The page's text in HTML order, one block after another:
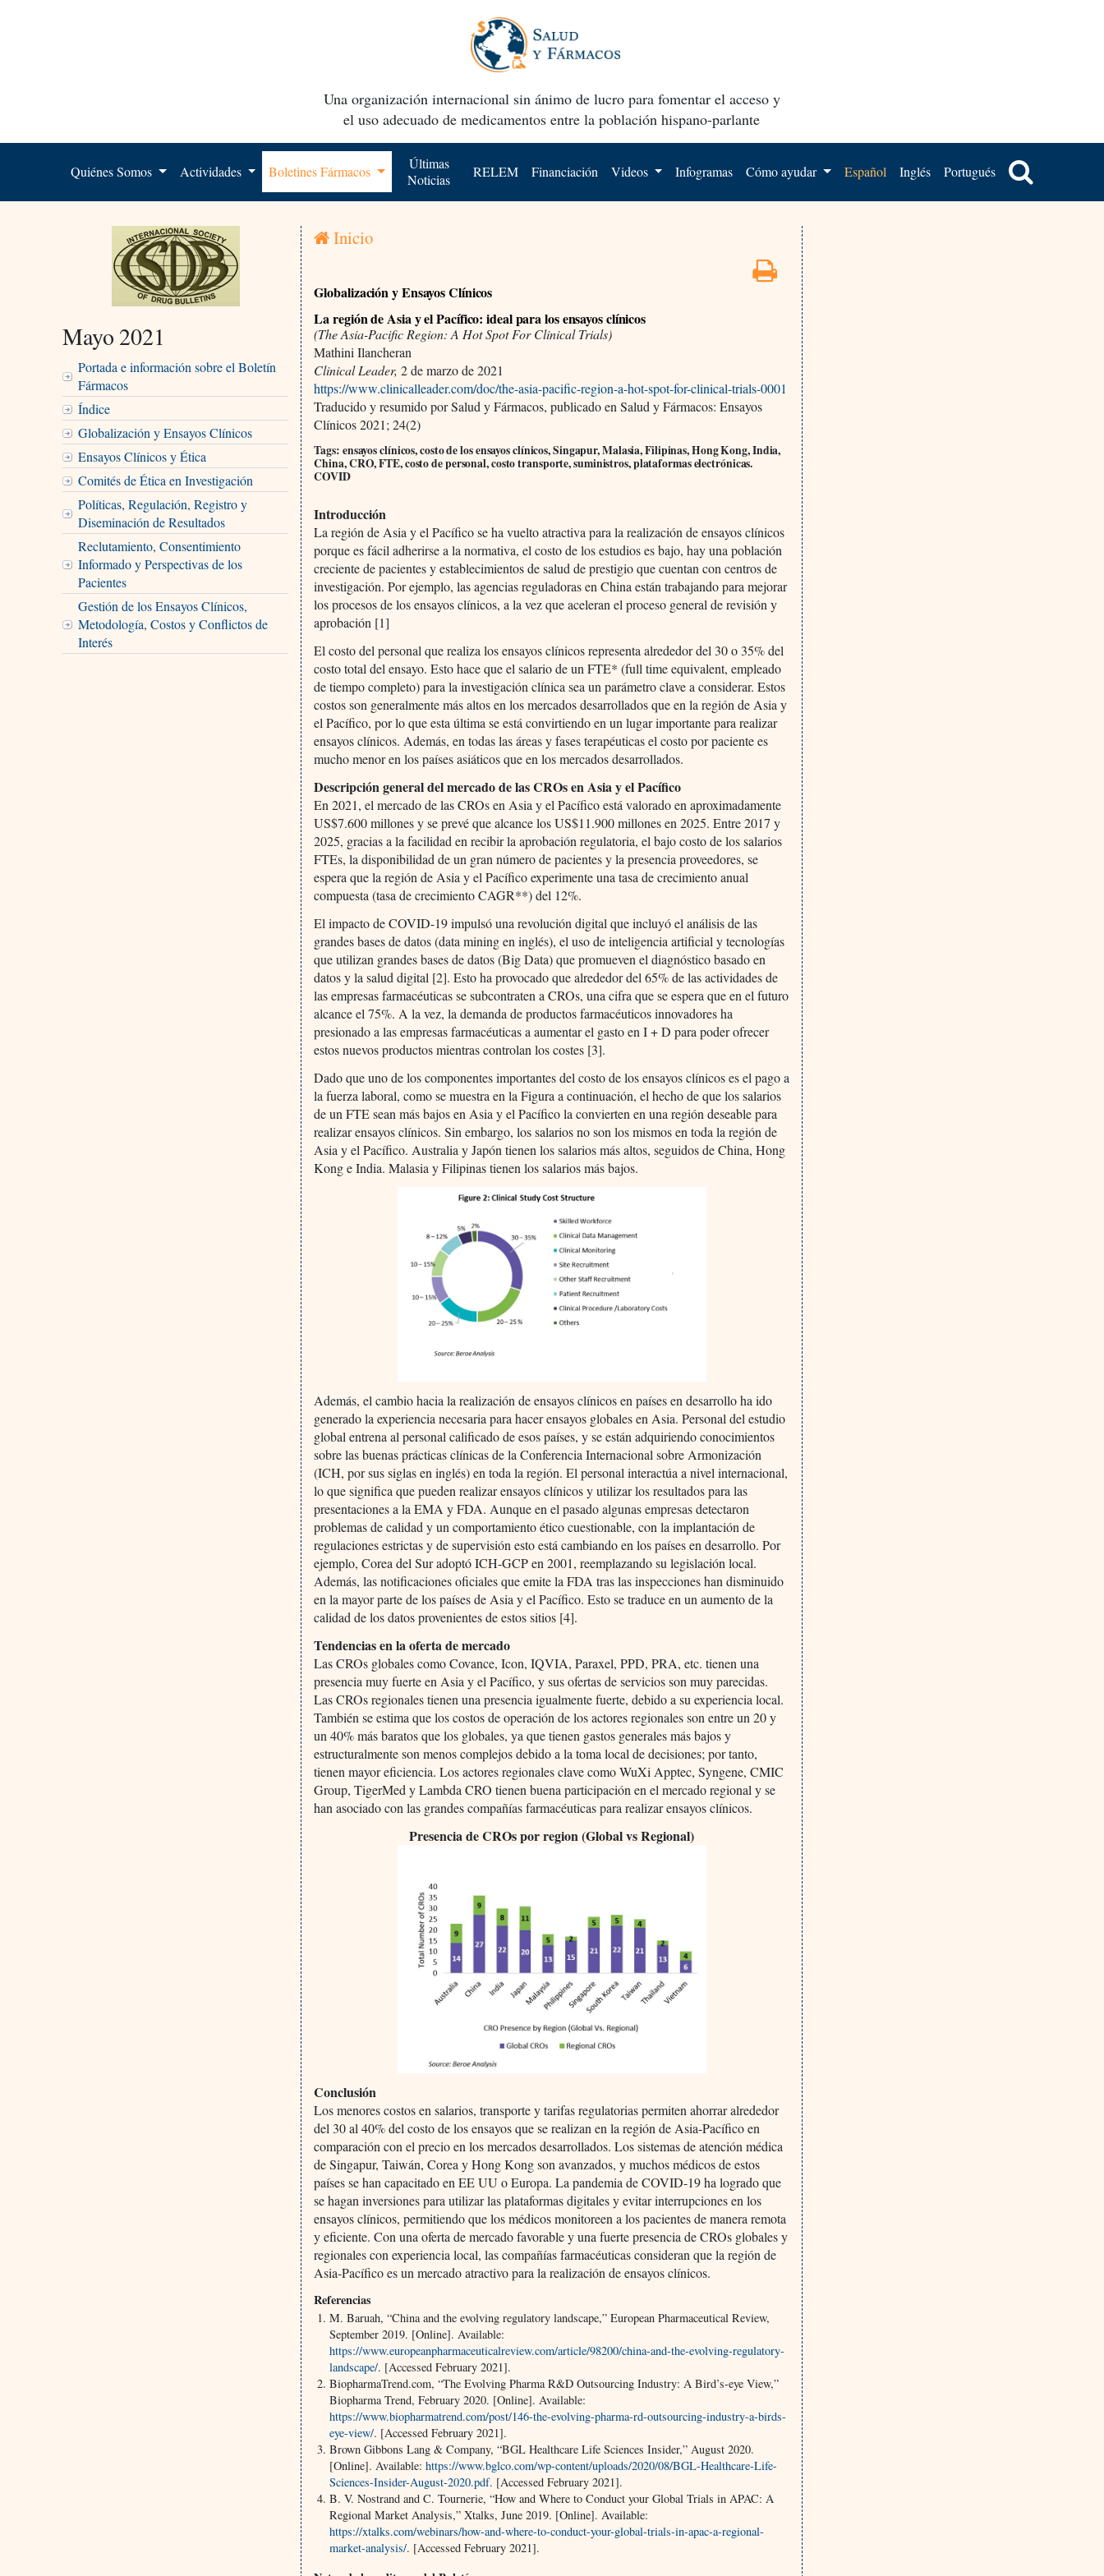
Una organización internacional sin ánimo de lucro para fomentar el acceso y
el uso adecuado de medicamentos entre la población hispano-parlante
Quiénes Somos Actividades Boletines Fármacos
Últimas
Noticias
RELEM Financiación Videos Infogramas Cómo ayudar Español Inglés Portugués
Mayo 2021
Portada e información sobre el Boletín
Fármacos
Índice
Globalización y Ensayos Clínicos
Ensayos Clínicos y Ética
Comités de Ética en Investigación
Políticas, Regulación, Registro y
Diseminación de Resultados
Reclutamiento, Consentimiento
Informado y Perspectivas de los
Pacientes
Gestión de los Ensayos Clínicos,
Metodología, Costos y Conflictos de
Interés
Inicio
Globalización y Ensayos Clínicos
La región de Asia y el Pacífico: ideal para los ensayos clínicos
(The Asia-Pacific Region: A Hot Spot For Clinical Trials)
Mathini Ilancheran
Clinical Leader, 2 de marzo de 2021
https://www.clinicalleader.com/doc/the-asia-pacific-region-a-hot-spot-for-clinical-trials-0001
Traducido y resumido por Salud y Fármacos, publicado en Salud y Fármacos: Ensayos
Clínicos 2021; 24(2)
Tags: ensayos clínicos, costo de los ensayos clínicos, Singapur, Malasia, Filipinas, Hong Kong, India,
China, CRO, FTE, costo de personal, costo transporte, suministros, plataformas electrónicas.
COVID
Introducción
La región de Asia y el Pacífico se ha vuelto atractiva para la realización de ensayos clínicos
porque es fácil adherirse a la normativa, el costo de los estudios es bajo, hay una población
creciente de pacientes y establecimientos de salud de prestigio que cuentan con centros de
investigación. Por ejemplo, las agencias reguladoras en China están trabajando para mejorar
los procesos de los ensayos clínicos, a la vez que aceleran el proceso general de revisión y
aprobación [1]
El costo del personal que realiza los ensayos clínicos representa alrededor del 30 o 35% del
costo total del ensayo. Esto hace que el salario de un FTE* (full time equivalent, empleado
de tiempo completo) para la investigación clínica sea un parámetro clave a considerar. Estos
costos son generalmente más altos en los mercados desarrollados que en la región de Asia y
el Pacífico, por lo que esta última se está convirtiendo en un lugar importante para realizar
ensayos clínicos. Además, en todas las áreas y fases terapéuticas el costo por paciente es
mucho menor en los países asiáticos que en los mercados desarrollados.
Descripción general del mercado de las CROs en Asia y el Pacífico
En 2021, el mercado de las CROs en Asia y el Pacífico está valorado en aproximadamente
US$7.600 millones y se prevé que alcance los US$11.900 millones en 2025. Entre 2017 y
2025, gracias a la facilidad en recibir la aprobación regulatoria, el bajo costo de los salarios
FTEs, la disponibilidad de un gran número de pacientes y la presencia proveedores, se
espera que la región de Asia y el Pacífico experimente una tasa de crecimiento anual
compuesta (tasa de crecimiento CAGR**) del 12%.
El impacto de COVID-19 impulsó una revolución digital que incluyó el análisis de las
grandes bases de datos (data mining en inglés), el uso de inteligencia artificial y tecnologías
que utilizan grandes bases de datos (Big Data) que promueven el diagnóstico basado en
datos y la salud digital [2]. Esto ha provocado que alrededor del 65% de las actividades de
las empresas farmacéuticas se subcontraten a CROs, una cifra que se espera que en el futuro
alcance el 75%. A la vez, la demanda de productos farmacéuticos innovadores ha
presionado a las empresas farmacéuticas a aumentar el gasto en I + D para poder ofrecer
estos nuevos productos mientras controlan los costes [3].
Dado que uno de los componentes importantes del costo de los ensayos clínicos es el pago a
la fuerza laboral, como se muestra en la Figura a continuación, el hecho de que los salarios
de un FTE sean más bajos en Asia y el Pacífico la convierten en una región deseable para
realizar ensayos clínicos. Sin embargo, los salarios no son los mismos en toda la región de
Asia y el Pacífico. Australia y Japón tienen los salarios más altos, seguidos de China, Hong
Kong e India. Malasia y Filipinas tienen los salarios más bajos.
Además, el cambio hacia la realización de ensayos clínicos en países en desarrollo ha ido
generado la experiencia necesaria para hacer ensayos globales en Asia. Personal del estudio
global entrena al personal calificado de esos países, y se están adquiriendo conocimientos
sobre las buenas prácticas clínicas de la Conferencia Internacional sobre Armonización
(ICH, por sus siglas en inglés) en toda la región. El personal interactúa a nivel internacional,
lo que significa que pueden realizar ensayos clínicos y utilizar los resultados para las
presentaciones a la EMA y FDA. Aunque en el pasado algunas empresas detectaron
problemas de calidad y un comportamiento ético cuestionable, con la implantación de
regulaciones estrictas y de supervisión esto está cambiando en los países en desarrollo. Por
ejemplo, Corea del Sur adoptó ICH-GCP en 2001, reemplazando su legislación local.
Además, las notificaciones oficiales que emite la FDA tras las inspecciones han disminuido
en la mayor parte de los países de Asia y el Pacífico. Esto se traduce en un aumento de la
calidad de los datos provenientes de estos sitios [4].
Tendencias en la oferta de mercado
Las CROs globales como Covance, Icon, IQVIA, Paraxel, PPD, PRA, etc. tienen una
presencia muy fuerte en Asia y el Pacífico, y sus ofertas de servicios son muy parecidas.
Las CROs regionales tienen una presencia igualmente fuerte, debido a su experiencia local.
También se estima que los costos de operación de los actores regionales son entre un 20 y
un 40% más baratos que los globales, ya que tienen gastos generales más bajos y
estructuralmente son menos complejos debido a la toma local de decisiones; por tanto,
tienen mayor eficiencia. Los actores regionales clave como WuXi Apptec, Syngene, CMIC
Group, TigerMed y Lambda CRO tienen buena participación en el mercado regional y se
han asociado con las grandes compañías farmacéuticas para realizar ensayos clínicos.
Presencia de CROs por region (Global vs Regional)
Conclusión
Los menores costos en salarios, transporte y tarifas regulatorias permiten ahorrar alrededor
del 30 al 40% del costo de los ensayos que se realizan en la región de Asia-Pacífico en
comparación con el precio en los mercados desarrollados. Los sistemas de atención médica
de Singapur, Taiwán, Corea y Hong Kong son avanzados, y muchos médicos de estos
países se han capacitado en EE UU o Europa. La pandemia de COVID-19 ha logrado que
se hagan inversiones para utilizar las plataformas digitales y evitar interrupciones en los
ensayos clínicos, permitiendo que los médicos monitoreen a los pacientes de manera remota
y eficiente. Con una oferta de mercado favorable y una fuerte presencia de CROs globales y
regionales con experiencia local, las compañías farmacéuticas consideran que la región de
Asia-Pacífico es un mercado atractivo para la realización de ensayos clínicos.
Referencias
M. Baruah, “China and the evolving regulatory landscape,” European Pharmaceutical Review,
September 2019. [Online]. Available:
https://www.europeanpharmaceuticalreview.com/article/98200/china-and-the-evolving-regulatory-
landscape/. [Accessed February 2021].
BiopharmaTrend.com, “The Evolving Pharma R&D Outsourcing Industry: A Bird’s-eye View,”
Biopharma Trend, February 2020. [Online]. Available:
https://www.biopharmatrend.com/post/146-the-evolving-pharma-rd-outsourcing-industry-a-birds-
eye-view/. [Accessed February 2021].
Brown Gibbons Lang & Company, “BGL Healthcare Life Sciences Insider,” August 2020.
[Online]. Available:https://www.bglco.com/wp-content/uploads/2020/08/BGL-Healthcare-Life-
Sciences-Insider-August-2020.pdf. [Accessed February 2021].
B. V. Nostrand and C. Tournerie, “How and Where to Conduct your Global Trials in APAC: A
Regional Market Analysis,” Xtalks, June 2019. [Online]. Available:
https://xtalks.com/webinars/how-and-where-to-conduct-your-global-trials-in-apac-a-regional-
market-analysis/. [Accessed February 2021].